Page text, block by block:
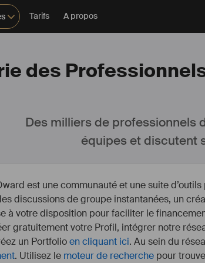
Tarifs A propos
des
Des milliers de professionnels
équipes et discutent
est une communauté et une suite
discussions de groupe instantanées, un
à votre disposition pour faciliter le
gratuitement votre Profil, intégrer notre
un Portfolioen cliquant ici. Au sein du
. Utilisez le moteur de recherche pour